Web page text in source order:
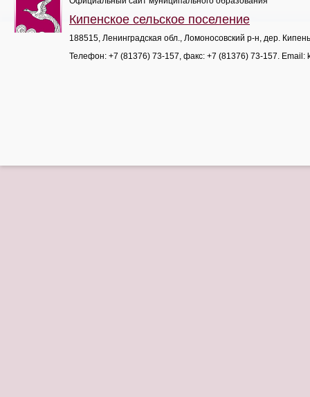
Кипенское сельское поселение
188515, Ленинградская обл., Ломоносовский р-н, дер.
Телефон: +7 (81376) 73-157, факс: +7 (81376) 73-157. Email: